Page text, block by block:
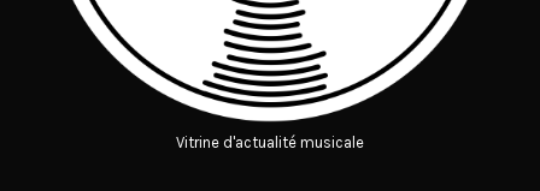
Vitrine d'actualité musicale